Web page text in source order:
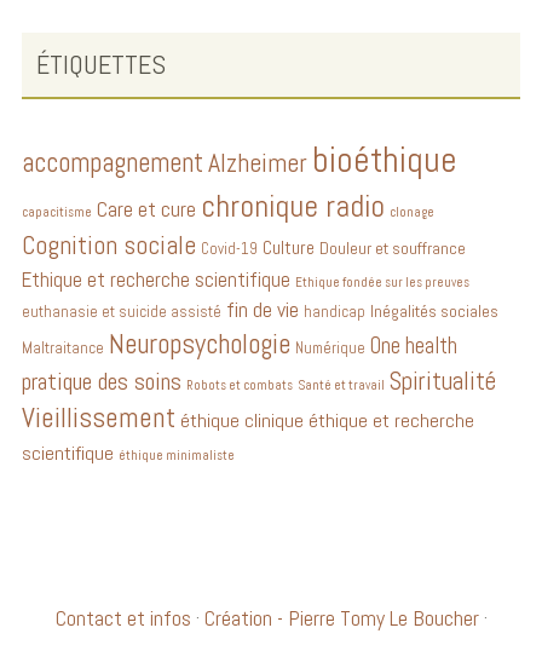
ÉTIQUETTES
accompagnementAlzheimer bioéthique
capacitisme Care et cure chronique radio clonage
Cognition sociale Covid-19 Culture Douleur et souffrance
Ethique et recherche scientifique Ethique fondée sur les preuves
euthanasie et suicide assisté fin de vie handicap Inégalités sociales
Maltraitance Neuropsychologie Numérique One health
pratique des soins Robots et combats Santé et travail Spiritualité
Vieillissement éthique clinique éthique et recherche
scientifique éthique minimaliste
Contact et infos · Création - Pierre Tomy Le Boucher ·